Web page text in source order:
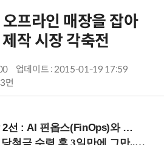
프라인 매장을 잡아
작 시장 각축전
업데이트 : 2015-01-19 17:59
면
(FinOps)와 토큰 거버넌스 (8/21 잠실역)